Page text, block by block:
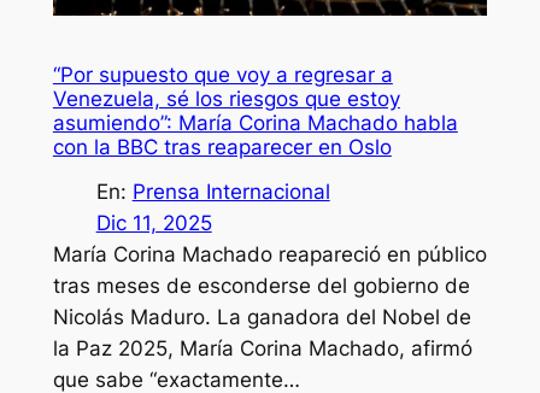
“Por supuesto que voy a regresar a
Venezuela, sé los riesgos que estoy
asumiendo”: María Corina Machado habla
con la BBC tras reaparecer en Oslo
En: Prensa Internacional
Dic 11, 2025
María Corina Machado reapareció en público
tras meses de esconderse del gobierno de
Nicolás Maduro. La ganadora del Nobel de
la Paz 2025, María Corina Machado, afirmó
que sabe “exactamente…